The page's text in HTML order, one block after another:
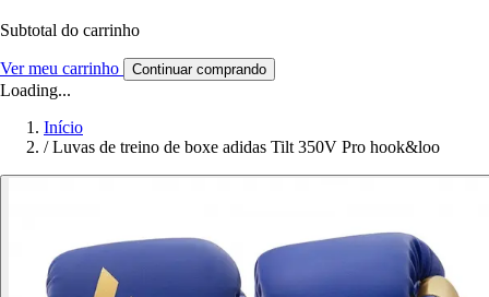
Subtotal do carrinho
Ver meu carrinho Continuar comprando
Loading...
Início
/ Luvas de treino de boxe adidas Tilt 350V Pro hook&loo